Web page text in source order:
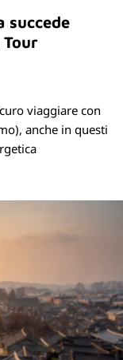
succede
viaggiare con
anche in questi